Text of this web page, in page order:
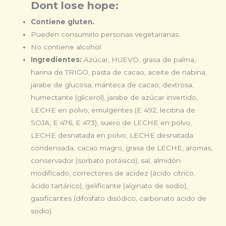
Dont lose hope:
Contiene gluten.
Pueden consumirlo personas vegetarianas.
No contiene alcohol
Ingredientes: Azúcar, HUEVO, grasa de palma,
harina de TRIGO, pasta de cacao, aceite de nabina,
jarabe de glucosa, manteca de cacao, dextrosa,
humectante (glicerol), jarabe de azúcar invertido,
LECHE en polvo, emulgentes (E 492, lecitina de
SOJA, E 476, E 473), suero de LECHE en polvo,
LECHE desnatada en polvo, LECHE desnatada
condensada, cacao magro, grasa de LECHE, aromas,
conservador (sorbato potásico), sal, almidón
modificado, correctores de acidez (ácido cítrico,
ácido tartárico), gelificante (alginato de sodio),
gasificantes (difosfato disódico, carbonato ácido de
sodio).